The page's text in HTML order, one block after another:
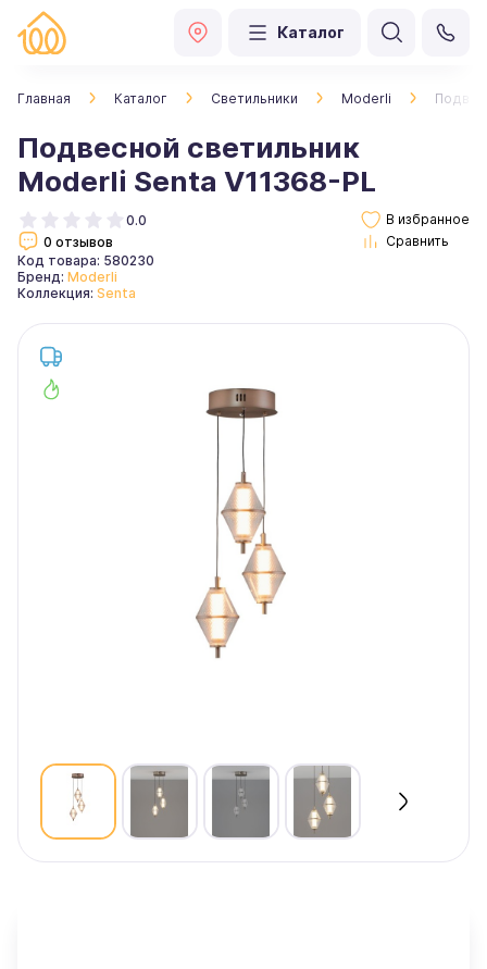
Каталог
Главная Каталог Светильники Moderli
Подвесной светильник
Moderli Senta V11368-PL
0.0
0 отзывов
Код товара: 580230
Бренд: Moderli
Коллекция: Senta